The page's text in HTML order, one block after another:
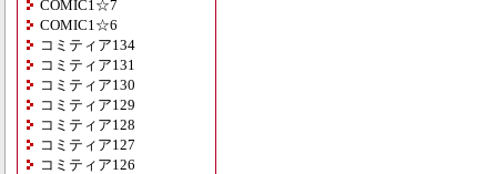
COMIC1☆7
COMIC1☆6
コミティア134
コミティア131
コミティア130
コミティア129
コミティア128
コミティア127
コミティア126